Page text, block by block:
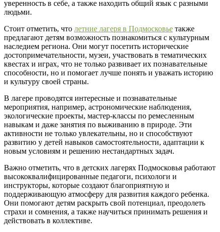
уверенность в себе, а также находить общий язык с разными
людьми.
Стоит отметить, что летние лагеря в Подмосковье также
предлагают детям возможность познакомиться с культурным
наследием региона. Они могут посетить исторические
достопримечательности, музеи, участвовать в тематических
квестах и играх, что не только развивает их познавательные
способности, но и помогает лучше понять и уважать историю
и культуру своей страны.
В лагере проводятся интересные и познавательные
мероприятия, например, астрономические наблюдения,
экологические проекты, мастер-классы по ремесленным
навыкам и даже занятия по выживанию в природе. Эти
активности не только увлекательны, но и способствуют
развитию у детей навыков самостоятельности, адаптации к
новым условиям и решению нестандартных задач.
Важно отметить, что в детских лагерях Подмосковья работают
высококвалифицированные педагоги, психологи и
инструкторы, которые создают благоприятную и
поддерживающую атмосферу для развития каждого ребенка.
Они помогают детям раскрыть свой потенциал, преодолеть
страхи и сомнения, а также научиться принимать решения и
действовать в коллективе.